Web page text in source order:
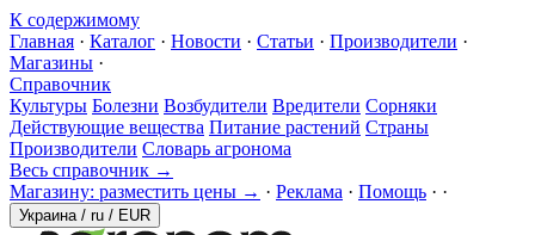
К содержимому
Главная · Каталог · Новости · Статьи · Производители ·
Магазины ·
Справочник
Культуры Болезни Возбудители Вредители Сорняки
Действующие вещества Питание растений Страны
Производители Словарь агронома
Весь справочник →
Магазину: разместить цены → · Реклама · Помощь · ·
Украина / ru / EUR